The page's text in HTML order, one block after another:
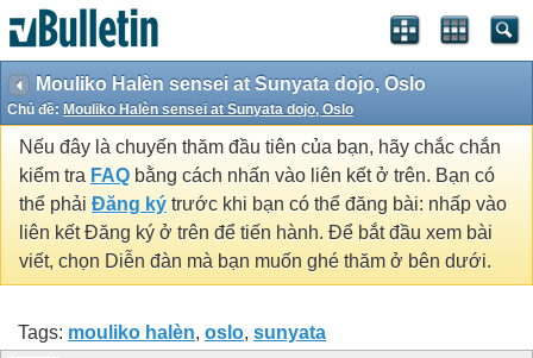
Mouliko Halèn sensei at Sunyata dojo, Oslo
Chủ đề: Mouliko Halèn sensei at Sunyata dojo, Oslo
Nếu đây là chuyến thăm đầu tiên của bạn, hãy chắc chắn
kiểm tra FAQ bằng cách nhấn vào liên kết ở trên. Bạn có
thể phải Đăng ký trước khi bạn có thể đăng bài: nhấp vào
liên kết Đăng ký ở trên để tiến hành. Để bắt đầu xem bài
viết, chọn Diễn đàn mà bạn muốn ghé thăm ở bên dưới.
Tags: mouliko halèn, oslo, sunyata